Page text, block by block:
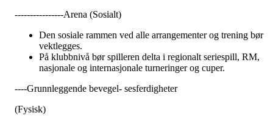
----------------Arena (Sosialt)
Den sosiale rammen ved alle arrangementer og trening bør
vektlegges.
På klubbnivå bør spilleren delta i regionalt seriespill, RM,
nasjonale og internasjonale turneringer og cuper.
----Grunnleggende bevegel- sesferdigheter
(Fysisk)